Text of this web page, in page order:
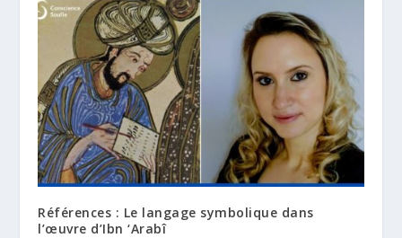
Références : Le langage symbolique dans
l’œuvre d’Ibn ‘Arabî